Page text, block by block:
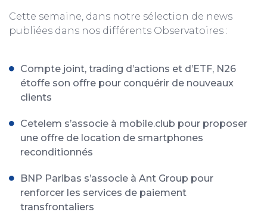
Cette semaine, dans notre sélection de news
publiées dans nos différents Observatoires :
Compte joint, trading d’actions et d’ETF, N26
étoffe son offre pour conquérir de nouveaux
clients
Cetelem s’associe à mobile.club pour proposer
une offre de location de smartphones
reconditionnés
BNP Paribas s’associe à Ant Group pour
renforcer les services de paiement
transfrontaliers